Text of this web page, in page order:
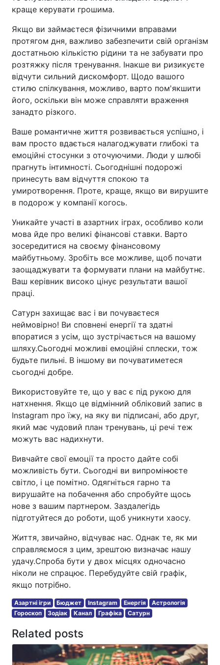
краще керувати грошима.
Якщо ви займаєтеся фізичними вправами
протягом дня, важливо забезпечити свій організм
достатньою кількістю рідини та не забувати про
розтяжку після тренування. Інакше ви ризикуєте
відчути сильний дискомфорт. Щодо вашого
стилю спілкування, можливо, варто пом'якшити
його, оскільки він може справляти враження
занадто різкого.
Ваше романтичне життя розвивається успішно, і
вам просто вдається налагоджувати глибокі та
емоційні стосунки з оточуючими. Люди у шлюбі
прагнуть інтимності. Сьогоднішні подорожі
принесуть вам відчуття спокою та
умиротворення. Проте, краще, якщо ви вирушите
в подорож у компанії когось.
Уникайте участі в азартних іграх, особливо коли
мова йде про великі фінансові ставки. Варто
зосередитися на своєму фінансовому
майбутньому. Зробіть все можливе, щоб почати
заощаджувати та формувати плани на майбутнє.
Ваш керівник високо цінує результати вашої
праці.
Сатурн захищає вас і ви почуваєтеся
неймовірно! Ви сповнені енергії та здатні
впоратися з усім, що зустрічається на вашому
шляху.Сьогодні можливі емоційні сплески, тож
будьте пильні. В іншому ви почуватиметеся
сьогодні добре.
Використовуйте те, що у вас є під рукою для
натхнення. Якщо це відмінний обліковий запис в
Instagram про їжу, на яку ви підписані, або друг,
який має чудовий план тренувань, ці речі теж
можуть вас надихнути.
Вивчайте свої емоції та просто дайте собі
можливість бути. Сьогодні ви випромінюєте
світло, і це помітно. Одягніться гарно та
вирушайте на побачення або спробуйте щось
нове з вашим партнером. Заздалегідь
підготуйтеся до роботи, щоб уникнути хаосу.
Життя, звичайно, відчуває нас. Однак те, як ми
справляємося з цим, зрештою визначає нашу
удачу.Спроба бути у двох місцях одночасно
ніколи не спрацює. Перебудуйте свій графік,
якщо потрібно.
Азартні ігри Бюджет Instagram Енергія
Астрологія
Гороскоп
Зодіак Канал Графіка Сатурн
Related posts